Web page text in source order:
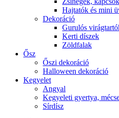
Hajtatók és mini
Dekoráció
Gurulós
Kerti díszek
Zöldfalak
Ősz
Őszi dekoráció
Halloween dekoráció
Kegyelet
Angyal
Kegyeleti gyertya,
Sírdísz